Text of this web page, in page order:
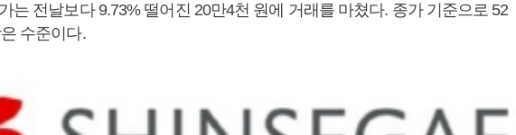
는 전날보다 9.73% 떨어진 20만4천 원에 거래를 마쳤다. 종가 기준으로 52
수준이다.